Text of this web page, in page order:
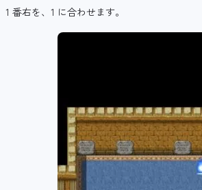
1 番右を、1 に合わせます。